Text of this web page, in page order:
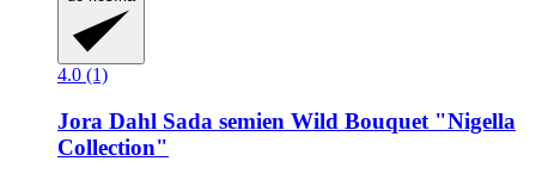
4.0 (1)
Jora Dahl Sada semien Wild Bouquet "Nigella
Collection"